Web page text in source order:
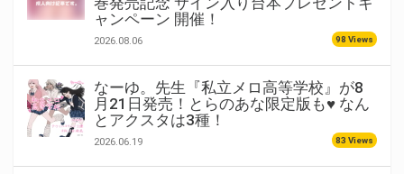
ャンペーン 開催！
2026.08.06 98 Views
なーゆ。先生『私立メロ高等学校』が8
月21日発売！とらのあな限定版も♥ なん
とアクスタは3種！
2026.06.19 83 Views